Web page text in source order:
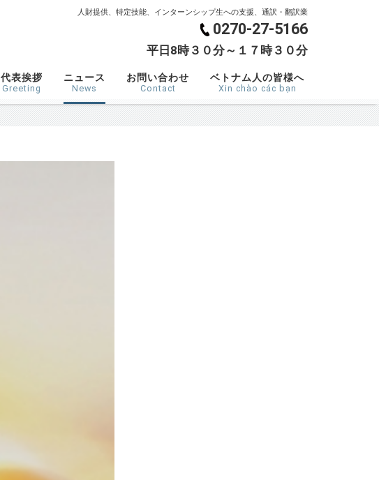
人財提供、特定技能、インターンシップ生への支援、通訳・翻訳業
0270-27-5166
平日8時３０分～１７時３０分
代表挨拶
Greeting
ニュース
News
お問い合わせ
Contact
ベトナム人の皆様へ
Xin chào các bạn